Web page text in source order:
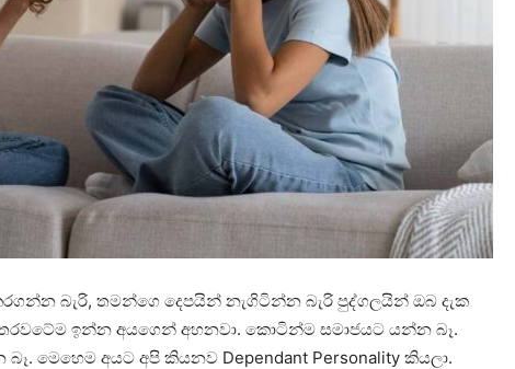
බැරි, තමන්ගෙ දෙපයින් නැගිටින්න බැරි පුද්ගලයින් ඔබ දැක
ඉන්න අයගෙන් අහනවා. කොටින්ම සමාජයට යන්න බෑ.
මෙහෙම අයට අපි කියනව Dependant Personality කියලා.